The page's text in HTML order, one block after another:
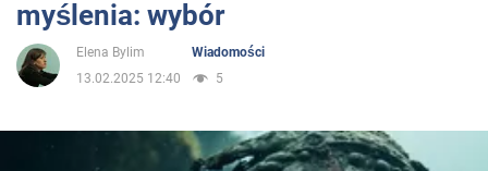
Rozrywka
myślenia: wybór
Elena Bylim
Wiadomości
13.02.2025 12:40
5